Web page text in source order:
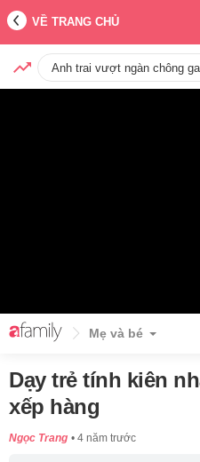
VỀ TRANG CHỦ
Anh trai vượt ngàn chông
Mẹ và bé
Dạy trẻ tính kiên
xếp hàng
Ngọc Trang 4 năm trước